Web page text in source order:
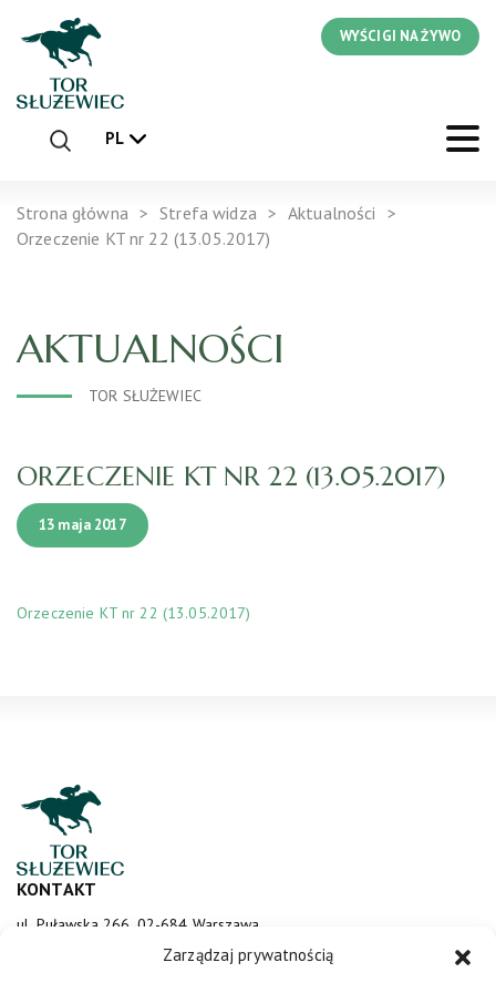
Zarządzaj prywatnością
WYŚCIGI NA ŻYWO
PL
Strona główna Strefa widza
Aktualności
Orzeczenie KT nr 22 (13.05.2017)
AKTUALNOŚCI
TOR SŁUŻEWIEC
ORZECZENIE KT NR 22 (13.05.2017)
13 maja 2017
Orzeczenie KT nr 22 (13.05.2017)
KONTAKT
ul. Puławska 266, 02-684 Warszawa
sluzewiec@totalizator.pl